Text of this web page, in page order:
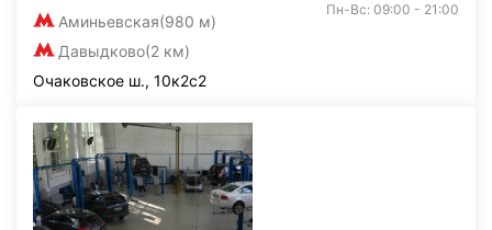
Аминьевская(980 м)
Давыдково(2 км)
Пн-Вс: 09:00 - 21:00
Очаковское ш., 10к2с2